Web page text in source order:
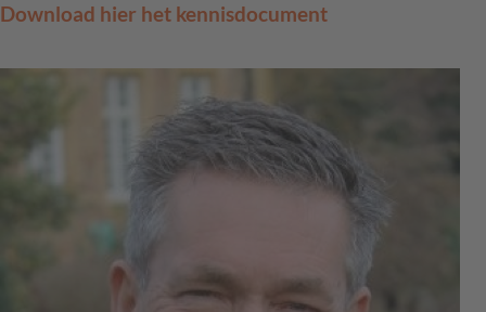
Download hier het kennisdocument